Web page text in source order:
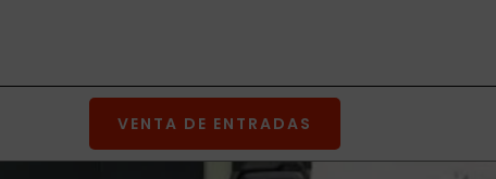
VENTA DE ENTRADAS